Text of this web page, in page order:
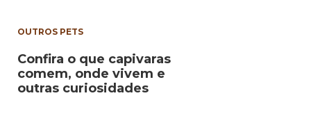
OUTROS PETS
Confira o que capivaras
comem, onde vivem e
outras curiosidades